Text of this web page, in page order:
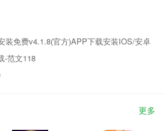
装免费v4.1.8(官方)APP下载安装IOS/安卓
-范文118
更多